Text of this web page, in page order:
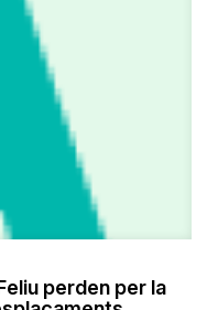
perden per la